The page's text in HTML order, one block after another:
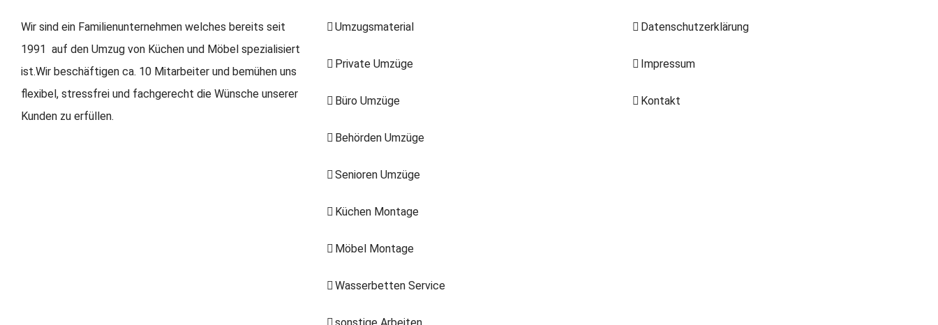
Wir sind ein Familienunternehmen welches bereits seit
1991 auf den Umzug von Küchen und Möbel spezialisiert
ist.Wir beschäftigen ca. 10 Mitarbeiter und bemühen uns
flexibel, stressfrei und fachgerecht die Wünsche unserer
Kunden zu erfüllen.
Umzugsmaterial
Private Umzüge
Büro Umzüge
Behörden Umzüge
Senioren Umzüge
Küchen Montage
Möbel Montage
Wasserbetten Service
Datenschutzerklärung
Impressum
Kontakt